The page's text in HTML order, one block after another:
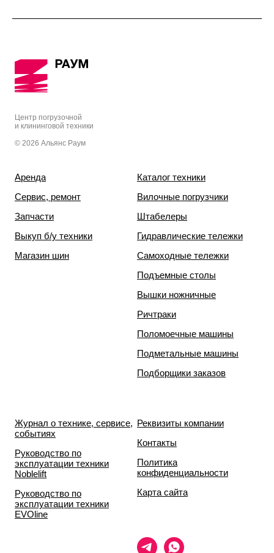
Центр погрузочной
и клининговой техники
© 2026 Альянс Раум
Аренда
Сервис, ремонт
Запчасти
Выкуп б/у техники
Магазин шин
Каталог техники
Вилочные погрузчики
Штабелеры
Гидравлические тележки
Самоходные тележки
Подъемные столы
Вышки ножничные
Ричтраки
Поломоечные машины
Подметальные машины
Подборщики заказов
Журнал о технике, сервисе,
событиях
Руководство по
эксплуатации техники
Noblelift
Руководство по
эксплуатации техники
EVOline
Реквизиты компании
Контакты
Политика
конфиденциальности
Карта сайта